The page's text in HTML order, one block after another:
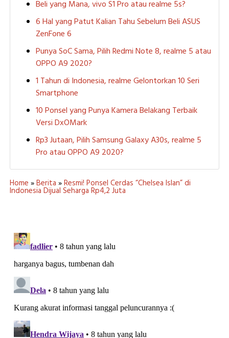
Beli yang Mana, vivo S1 Pro atau realme 5s?
6 Hal yang Patut Kalian Tahu Sebelum Beli ASUS
ZenFone 6
Punya SoC Sama, Pilih Redmi Note 8, realme 5 atau
OPPO A9 2020?
1 Tahun di Indonesia, realme Gelontorkan 10 Seri
Smartphone
10 Ponsel yang Punya Kamera Belakang Terbaik
Versi DxOMark
Rp3 Jutaan, Pilih Samsung Galaxy A30s, realme 5
Pro atau OPPO A9 2020?
Home »Berita »Resmi! Ponsel Cerdas “Chelsea Islan” di
Indonesia Dijual Seharga Rp4,2 Juta